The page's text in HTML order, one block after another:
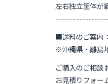
左右独立筐体が
■送料のご案内
※沖縄県・離島
ご購入のご相談
お見積りフォー